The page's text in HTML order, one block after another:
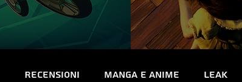
Recensioni Manga e Anime Leak